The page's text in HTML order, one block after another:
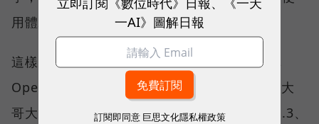
用體驗。
這樣的轉變，也反映在國際權威網路分析機構
Opensignal 公布的評比結果。今年初，台灣大
哥大不僅率先奪下「 4G／5G 在線率全球 No.3、
一AI》圖解日報
訂閱即同意 巨思文化隱私權政策